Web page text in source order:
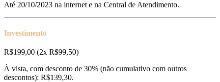
Até 20/10/2023 na internet e na Central de Atendimento.
Investimento
R$199,00 (2x R$99,50)
À vista, com desconto de 30% (não cumulativo com outros
descontos): R$139,30.